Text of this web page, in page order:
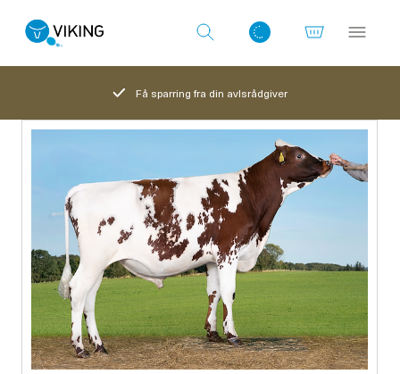
Log ind med det samme
Få sparring fra din avlsrådgiver